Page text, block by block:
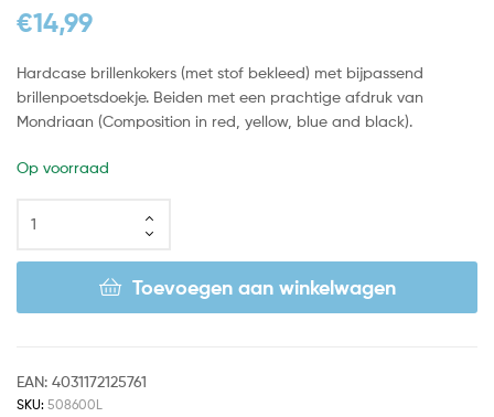
€14,99
Hardcase brillenkokers (met stof bekleed) met bijpassend
brillenpoetsdoekje. Beiden met een prachtige afdruk van
Mondriaan (Composition in red, yellow, blue and black).
Op voorraad
Toevoegen aan winkelwagen
EAN: 4031172125761
SKU: 508600L